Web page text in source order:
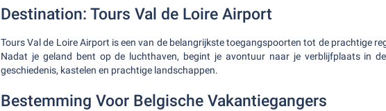
Destination: Tours Val de Loire Airport
Tours Val de Loire Airport is een van de belangrijkste toegangspoorten tot de prachtige
Nadat je geland bent op de luchthaven, begint je avontuur naar je verblijfplaats in
geschiedenis, kastelen en prachtige landschappen.
Bestemming Voor Belgische Vakantiegangers